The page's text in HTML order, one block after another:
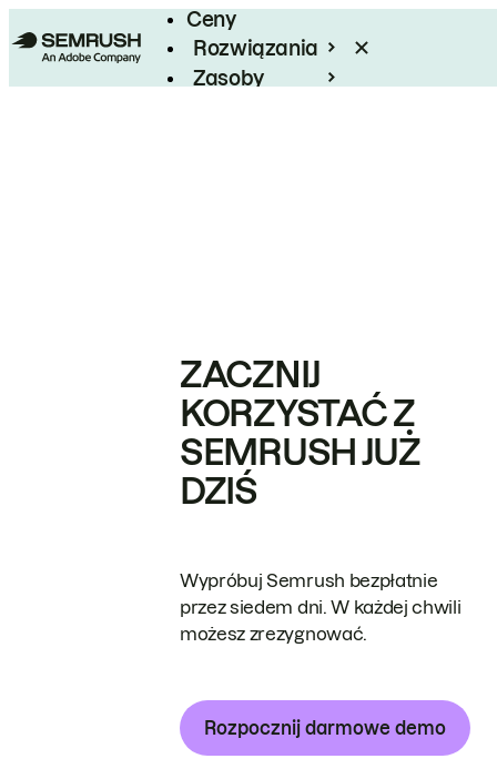
Ceny
Rozwiązania
Zasoby
ZACZNIJ
KORZYSTAĆ Z
SEMRUSH JUŻ
DZIŚ
Wypróbuj Semrush bezpłatnie
przez siedem dni. W każdej chwili
możesz zrezygnować.
Rozpocznij darmowe demo